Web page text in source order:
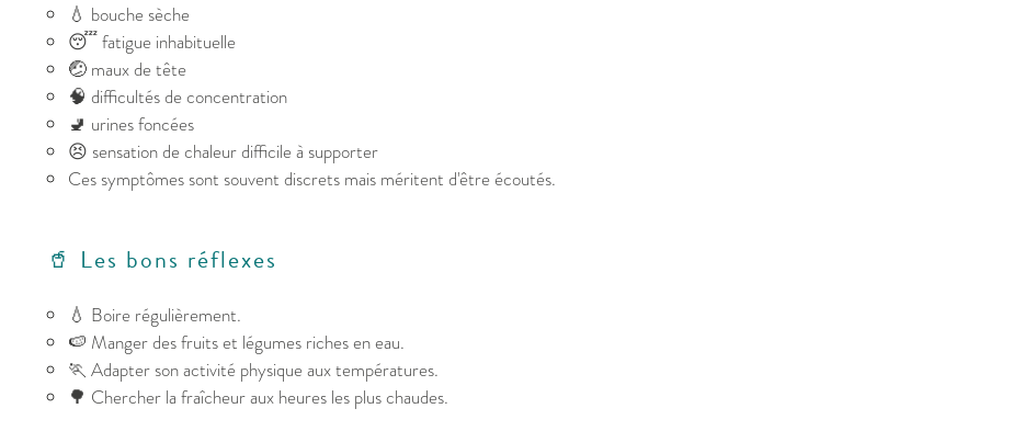
💧 bouche sèche
😴 fatigue inhabituelle
🤕 maux de tête
🧠 difficultés de concentration
🚽 urines foncées
😣 sensation de chaleur difficile à supporter
Ces symptômes sont souvent discrets mais méritent d'être écoutés.
🥤 Les bons réflexes
💧 Boire régulièrement.
🍉 Manger des fruits et légumes riches en eau.
🏃 Adapter son activité physique aux températures.
🌳 Chercher la fraîcheur aux heures les plus chaudes.